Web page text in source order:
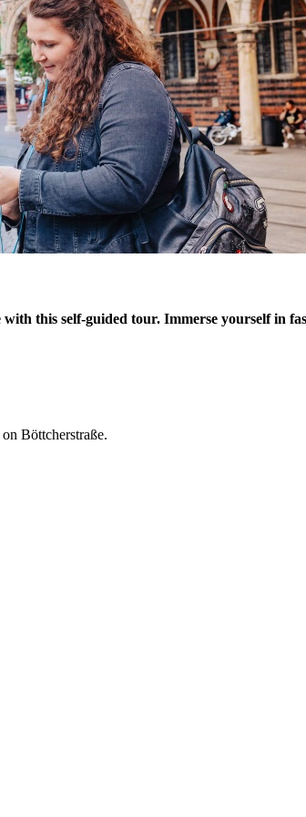
this self-guided tour. Immerse yourself in
on Böttcherstraße.